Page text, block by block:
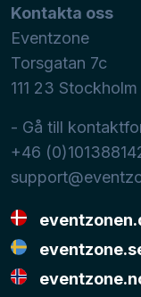
Kontakta oss
Eventzone
Torsgatan 7c
111 23 Stockholm
- Gå till
+46